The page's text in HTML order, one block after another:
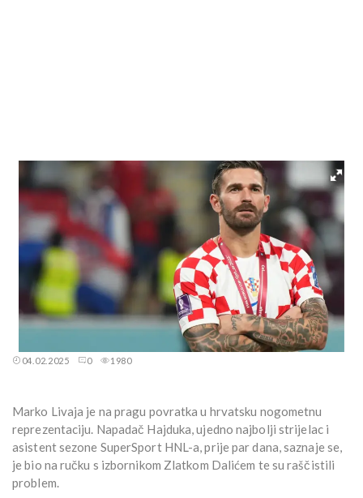
04.02.2025 0 1980
Marko Livaja je na pragu povratka u hrvatsku nogometnu
reprezentaciju. Napadač Hajduka, ujedno najbolji strijelac i
asistent sezone SuperSport HNL-a, prije par dana, saznaje se,
je bio na ručku s izbornikom Zlatkom Dalićem te su raščistili
problem.